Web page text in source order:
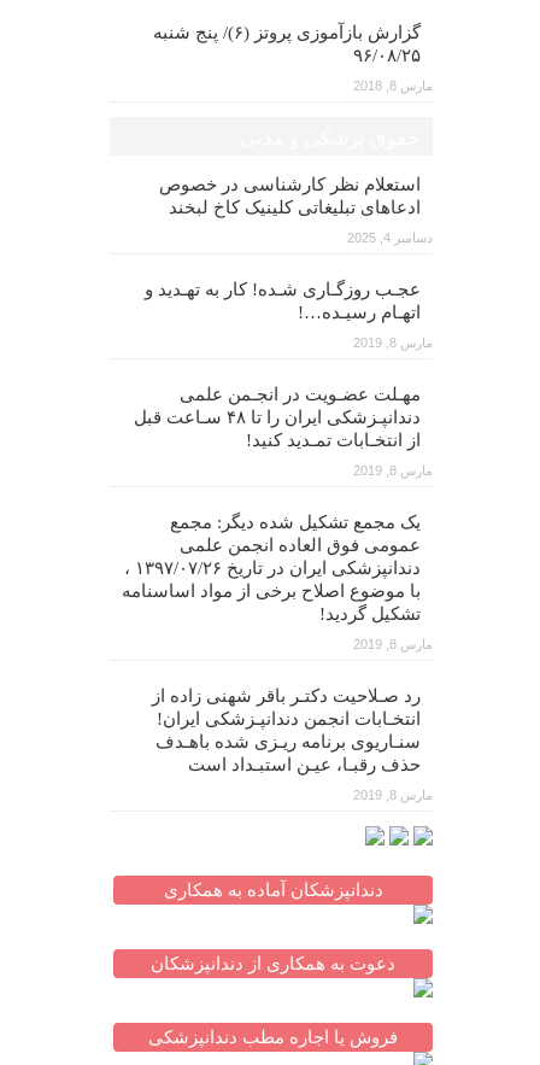
گزارش بازآموزی پروتز (۶)/ پنج شنبه
۹۶/۰۸/۲۵
مارس 8, 2018
استعلام نظر کارشناسی در خصوص
ادعاهای تبلیغاتی کلینیک کاخ لبخند
دسامبر 4, 2025
عجـب روزگـاری شـده! کار به تهـدید و
اتهـام رسیـده…!
مارس 8, 2019
مهـلت عضـویت در انجـمن علمی
دندانپـزشکی ایران را تا ۴۸ سـاعت قبل
از انتخـابات تمـدید کنید!
مارس 8, 2019
یک مجمع تشکیل شده دیگر: مجمع
عمومی فوق العاده انجمن علمی
دندانپزشکی ایران در تاریخ ۱۳۹۷/۰۷/۲۶ ،
با موضوع اصلاح برخی از مواد اساسنامه
تشکیل گردید!
مارس 8, 2019
رد صـلاحیت دکتـر باقر شهنی زاده از
انتخـابات انجمن دندانپـزشکی ایران!
سنـاریوی برنامه ریـزی شده باهـدف
حذف رقبـا، عیـن استبـداد است
مارس 8, 2019
دندانپزشکان آماده به همکاری
دعوت به همکاری از دندانپزشکان
فروش یا اجاره مطب دندانپزشکی